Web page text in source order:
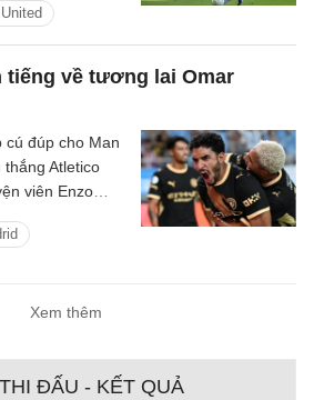
tiếng về tương lai Omar
cú đúp cho Man
Atletico
viên Enzo
Xem thêm
ĐẤU - KẾT QUẢ